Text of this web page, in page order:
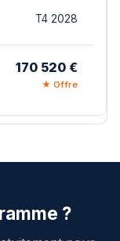
T4 2028
170 520 €
★ Offre
?